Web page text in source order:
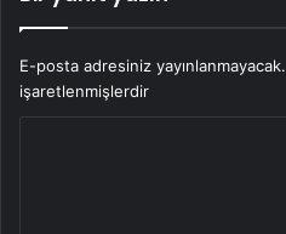
E-posta adresiniz yayınlanmayacak.
işaretlenmişlerdir